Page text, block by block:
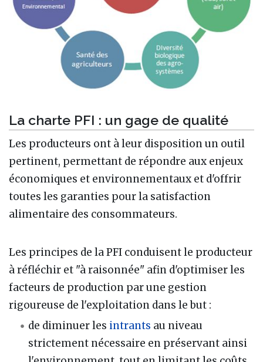
La charte PFI : un gage de qualité
Les producteurs ont à leur disposition un outil
pertinent, permettant de répondre aux enjeux
économiques et environnementaux et d'offrir
toutes les garanties pour la satisfaction
alimentaire des consommateurs.
Les principes de la PFI conduisent le producteur
à réfléchir et "à raisonnée" afin d'optimiser les
facteurs de production par une gestion
rigoureuse de l'exploitation dans le but :
de diminuer les intrants au niveau
strictement nécessaire en préservant ainsi